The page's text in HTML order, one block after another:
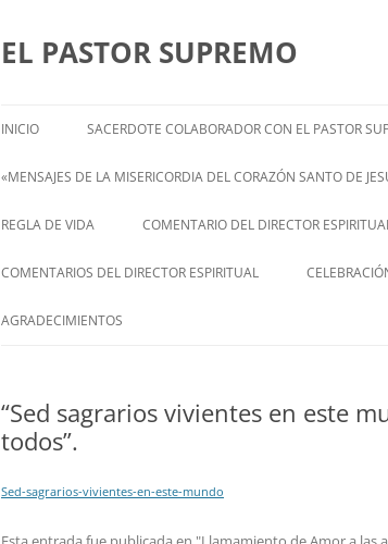
EL PASTOR SUPREMO
INICIO SACERDOTE COLABORADOR CON EL PASTOR
«MENSAJES DE LA MISERICORDIA DEL CORAZÓN SANTO DE
ENGLISH
FRANÇAIS
ITALIANI
REGLA DE VIDA COMENTARIO DEL DIRECTOR
COMENTARIOS DEL DIRECTOR ESPIRITUAL
STATEMENT FROM THE SPIRITUAL
AGRADECIMIENTOS
“Sed sagrarios vivientes en este
todos”.
Sed-sagrarios-vivientes-en-este-mundo